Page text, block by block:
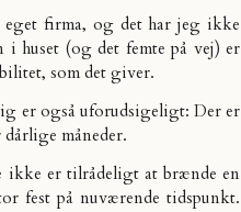
eget firma, og det har jeg ikke
huset (og det femte på vej) er
som det giver.
er også uforudsigeligt: Der er
måneder.
ikke er tilrådeligt at brænde en
fest på nuværende tidspunkt.